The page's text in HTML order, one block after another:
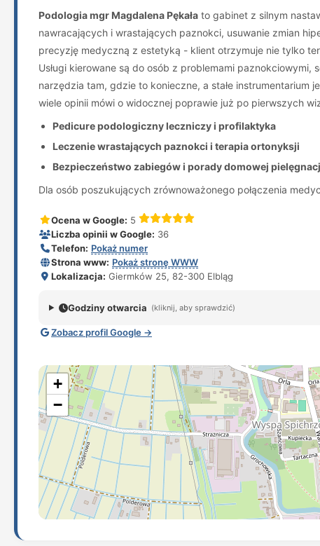
Podologia mgr Magdalena Pękała to gabinet z silnym
nawracających i wrastających paznokci, usuwanie zmian
precyzję medyczną z estetyką - klient otrzymuje nie tylko
Usługi kierowane są do osób z problemami
narzędzia tam, gdzie to konieczne, a stałe instrumentarium
wiele opinii mówi o widocznej poprawie już po pierwszych
Pedicure podologiczny leczniczy i profilaktyka
Leczenie wrastających paznokci i terapia ortonyksji
Bezpieczeństwo zabiegów i porady domowej
Dla osób poszukujących zrównoważonego połączenia
Ocena w Google: 5
Liczba opinii w Google: 36
Telefon: Pokaż numer
Strona www: Pokaż stronę WWW
Lokalizacja: Giermków 25, 82-300 Elbląg
Godziny otwarcia (kliknij, aby sprawdzić)
Zobacz profil Google →
+
−